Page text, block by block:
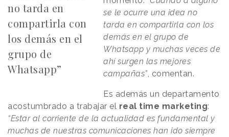
no tarda en
compartirla con
los demás en el
grupo de
Whatsapp”
se le ocurre una idea no
tarda en compartirla con los
demás en el grupo de
Whatsapp y muchas veces de
ahí surgen las mejores
campañas”, comentan.
Es además un departamento
acostumbrado a trabajar el real time marketing:
“Estar al corriente de la actualidad es fundamental y
muchas de nuestras comunicaciones han ido siempre